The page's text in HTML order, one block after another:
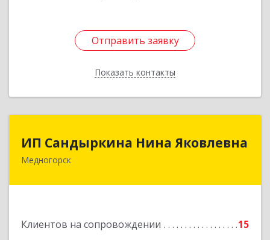
Отправить заявку
Показать контакты
Отправить заявку
Назад
ИП Сандыркина Нина Яковлевна
Медногорск
Клиентов на сопровождении 15
462270, Оренбургская обл, Медногорск г,